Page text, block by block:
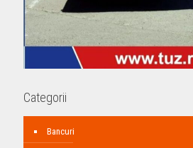
Categorii
Bancuri